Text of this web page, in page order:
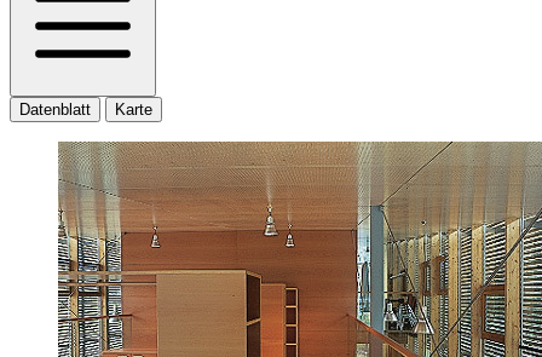
Datenblatt Karte